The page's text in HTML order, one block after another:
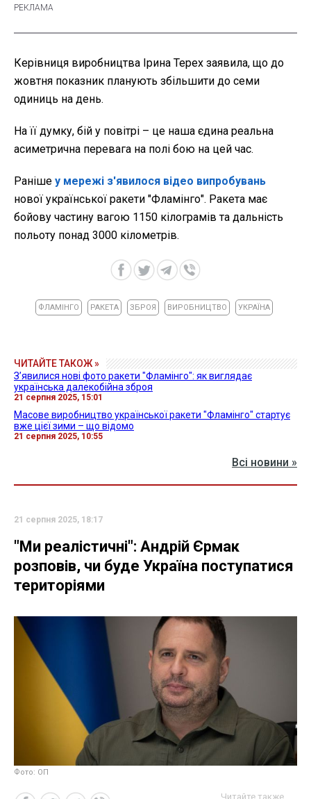
Керівниця виробництва Ірина Терех заявила, що до
жовтня показник планують збільшити до семи
одиниць на день.
На її думку, бій у повітрі – це наша єдина реальна
асиметрична перевага на полі бою на цей час.
Раніше у мережі з'явилося відео випробувань
нової української ракети "Фламінго". Ракета має
бойову частину вагою 1150 кілограмів та дальність
польоту понад 3000 кілометрів.
ФЛАМІНГО РАКЕТА ЗБРОЯ ВИРОБНИЦТВО УКРАЇНА
ЧИТАЙТЕ ТАКОЖ »
Зʼявилися нові фото ракети "Фламінго": як виглядає
українська далекобійна зброя
21 серпня 2025, 15:01
Масове виробництво української ракети "Фламінго" стартує
вже цієї зими – що відомо
21 серпня 2025, 10:55
Всі новини »
21 серпня 2025, 18:17
"Ми реалістичні": Андрій Єрмак
розповів, чи буде Україна поступатися
територіями
Фото: ОП
Читайте также